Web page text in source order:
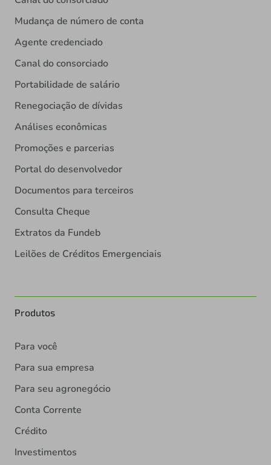
Mudança de número de conta
Agente credenciado
Canal do consorciado
Portabilidade de salário
Renegociação de dívidas
Análises econômicas
Promoções e parcerias
Portal do desenvolvedor
Documentos para terceiros
Consulta Cheque
Extratos da Fundeb
Leilões de Créditos Emergenciais
Produtos
Para você
Para sua empresa
Para seu agronegócio
Conta Corrente
Crédito
Investimentos